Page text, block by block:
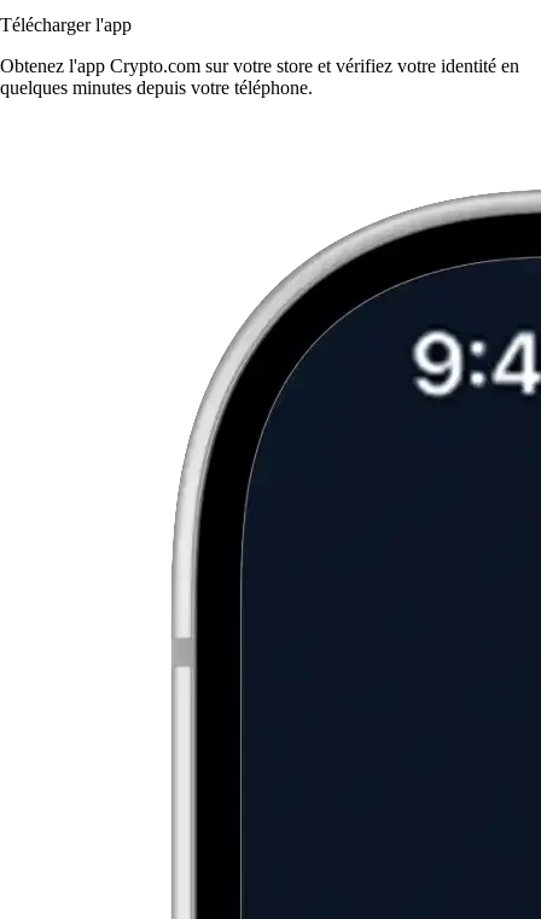
Télécharger l'app
Obtenez l'app Crypto.com sur votre store et vérifiez votre identité en
quelques minutes depuis votre téléphone.